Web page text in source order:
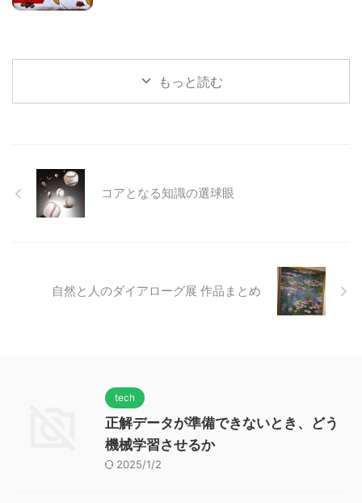
もっと読む
コアとなる知識の選球眼
自然と人のダイアローグ展 作品まとめ
tech
正解データが準備できないとき、どう
機械学習させるか
2025/1/2